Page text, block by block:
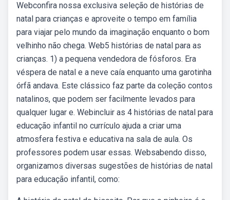
Webconfira nossa exclusiva seleção de histórias de
natal para crianças e aproveite o tempo em família
para viajar pelo mundo da imaginação enquanto o bom
velhinho não chega. Web5 histórias de natal para as
crianças. 1) a pequena vendedora de fósforos. Era
véspera de natal e a neve caía enquanto uma garotinha
órfã andava. Este clássico faz parte da coleção contos
natalinos, que podem ser facilmente levados para
qualquer lugar e. Webincluir as 4 histórias de natal para
educação infantil no currículo ajuda a criar uma
atmosfera festiva e educativa na sala de aula. Os
professores podem usar essas. Websabendo disso,
organizamos diversas sugestões de histórias de natal
para educação infantil, como: